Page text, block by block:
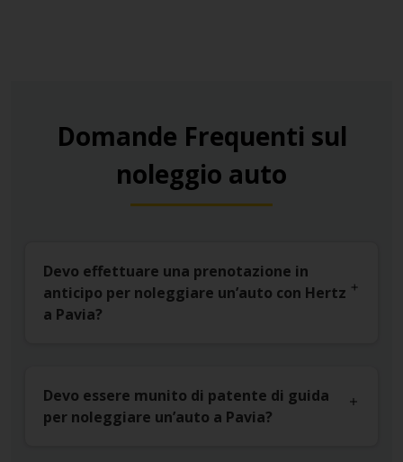
Domande Frequenti sul
noleggio auto
Devo effettuare una prenotazione in
anticipo per noleggiare un’auto con Hertz
a Pavia?
Devo essere munito di patente di guida
per noleggiare un’auto a Pavia?